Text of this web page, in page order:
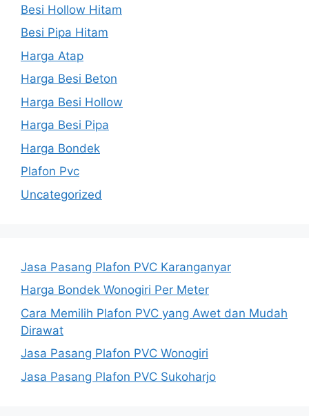
Besi Hollow Hitam
Besi Pipa Hitam
Harga Atap
Harga Besi Beton
Harga Besi Hollow
Harga Besi Pipa
Harga Bondek
Plafon Pvc
Uncategorized
Jasa Pasang Plafon PVC Karanganyar
Harga Bondek Wonogiri Per Meter
Cara Memilih Plafon PVC yang Awet dan Mudah
Dirawat
Jasa Pasang Plafon PVC Wonogiri
Jasa Pasang Plafon PVC Sukoharjo